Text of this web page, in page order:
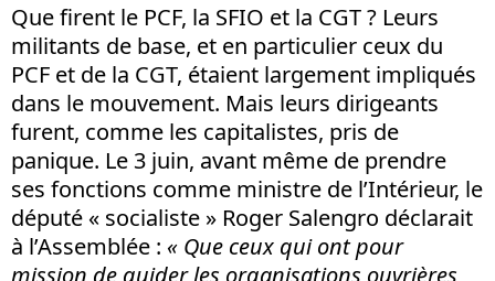
Que firent le PCF, la SFIO et la CGT ? Leurs
militants de base, et en particulier ceux du
PCF et de la CGT, étaient largement impliqués
dans le mouvement. Mais leurs dirigeants
furent, comme les capitalistes, pris de
panique. Le 3 juin, avant même de prendre
ses fonctions comme ministre de l’Intérieur, le
député « socialiste » Roger Salengro déclarait
à l’Assemblée : « Que ceux qui ont pour
mission de guider les organisations ouvrières